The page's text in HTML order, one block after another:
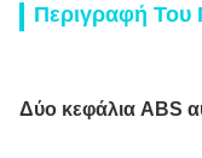
Περιγραφή Του
Δύο κεφάλια ABS